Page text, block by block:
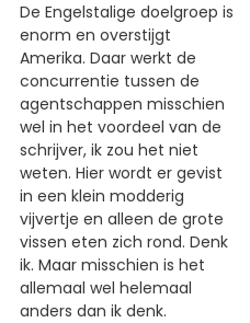
De Engelstalige doelgroep is
enorm en overstijgt
Amerika. Daar werkt de
concurrentie tussen de
agentschappen misschien
wel in het voordeel van de
schrijver, ik zou het niet
weten. Hier wordt er gevist
in een klein modderig
vijvertje en alleen de grote
vissen eten zich rond. Denk
ik. Maar misschien is het
allemaal wel helemaal
anders dan ik denk.